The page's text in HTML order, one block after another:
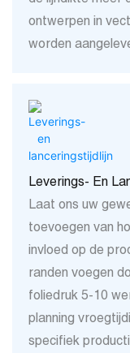
ontwerpen in
worden
Leverings- En
Laat ons uw
toevoegen van
invloed op de
randen voegen
foliedruk 5-10
planning
specifiek